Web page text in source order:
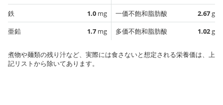
鉄
1.0 mg
亜鉛
1.7 mg
一価不飽和脂肪酸
2.67g
多価不飽和脂肪酸
1.02g
煮物や麺類の残り汁など、実際には食さないと想定される栄養価は、上
記リストから除いてあります。